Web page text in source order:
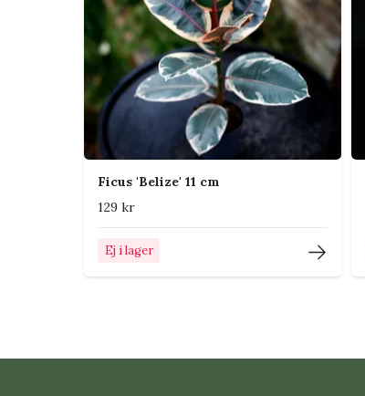
Ficus 'Belize' 11 cm
129 kr
Ej i lager